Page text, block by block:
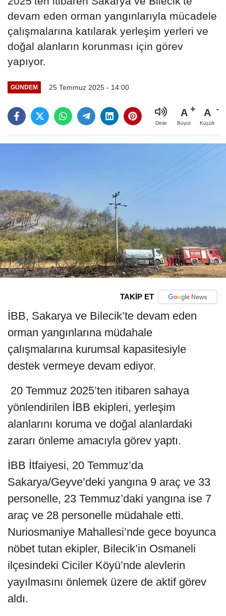
devam eden orman yangınlarıyla mücadele
çalışmalarına katılarak yerleşim yerleri ve
doğal alanların korunması için görev
yapıyor.
GÜNDEM 25 Temmuz 2025 - 14:00
Dinle
A
Büyüt
A
Küçült
TAKİP ET
İBB, Sakarya ve Bilecik’te devam eden
orman yangınlarına müdahale
çalışmalarına kurumsal kapasitesiyle
destek vermeye devam ediyor.
20 Temmuz 2025’ten itibaren sahaya
yönlendirilen İBB ekipleri, yerleşim
alanlarını koruma ve doğal alanlardaki
zararı önleme amacıyla görev yaptı.
İBB İtfaiyesi, 20 Temmuz’da
Sakarya/Geyve’deki yangına 9 araç ve 33
personelle, 23 Temmuz’daki yangına ise 7
araç ve 28 personelle müdahale etti.
Nuriosmaniye Mahallesi’nde gece boyunca
nöbet tutan ekipler, Bilecik’in Osmaneli
ilçesindeki Ciciler Köyü’nde alevlerin
yayılmasını önlemek üzere de aktif görev
aldı.